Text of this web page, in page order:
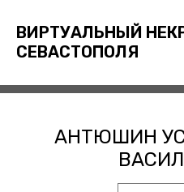
ВИРТУАЛЬНЫЙ
СЕВАСТОПОЛЯ
АНТЮШИН